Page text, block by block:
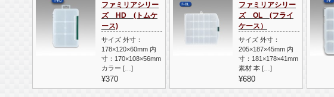
ファミリアシリー
ズ HD (トムケ
ース)
サイズ 外寸：
178×120×60mm 内
寸：170×108×56mm
カラー […]
¥370
ファミリアシリー
ズ OL (フライ
ケース）
サイズ 外寸：
205×187×45mm 内
寸：181×178×41mm
素材 本 […]
¥680